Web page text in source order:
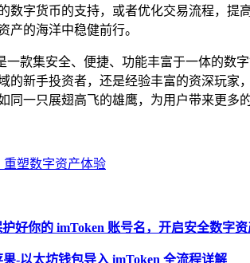
数字货币的支持，或者优化交易流程，
产的海洋中稳健前行。
一款集安全、便捷、功能丰富于一体的
的新手投资者，还是经验丰富的资深玩家
同一只展翅高飞的雄鹰，为用户带来更多
重塑数字资产体验
好你的 imToken 账号名，开启安全数字
-以太坊钱包导入 imToken 全流程详解